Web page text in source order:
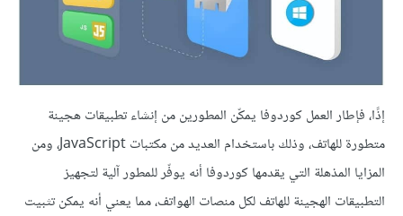
إذًا، فإطار العمل كوردوفا يمكّن المطورين من إنشاء تطبيقات هجينة
متطورة للهاتف، وذلك باستخدام العديد من مكتبات JavaScript، ومن
المزايا المذهلة التي يقدمها كوردوفا أنه يوفّر للمطور آلية لتجهيز
التطبيقات الهجينة للهاتف لكل منصات الهواتف، مما يعني أنه يمكن تثبيت